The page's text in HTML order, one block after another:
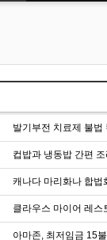
발기부전 치료제 불법
컵밥과 냉동밥 간편 조
캐나다 마리화나 합법
클라우스 마이어 레스
아마존, 최저임금 15